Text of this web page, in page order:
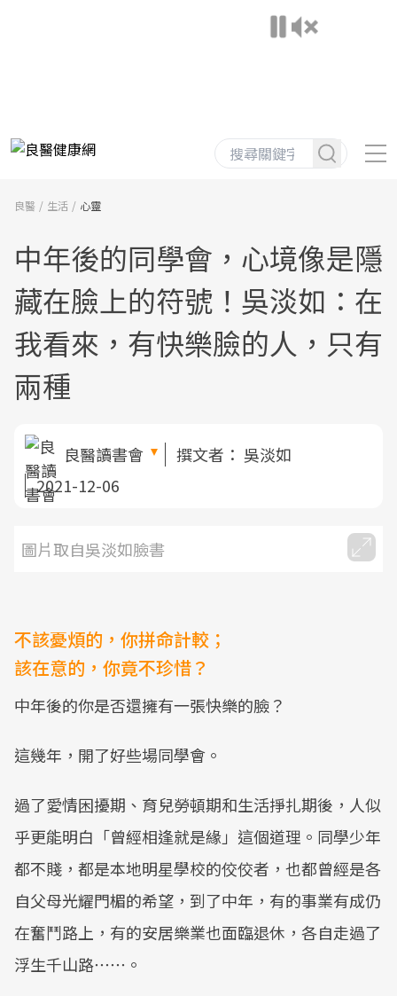
良醫 生活 心靈
中年後的同學會，心境像是隱
藏在臉上的符號！吳淡如：在
我看來，有快樂臉的人，只有
兩種
良醫讀書會 撰文者： 吳淡如
2021-12-06
圖片取自吳淡如臉書
不該憂煩的，你拼命計較；
該在意的，你竟不珍惜？
中年後的你是否還擁有一張快樂的臉？
這幾年，開了好些場同學會。
過了愛情困擾期、育兒勞頓期和生活掙扎期後，人似
乎更能明白「曾經相逢就是緣」這個道理。同學少年
都不賤，都是本地明星學校的佼佼者，也都曾經是各
自父母光耀門楣的希望，到了中年，有的事業有成仍
在奮鬥路上，有的安居樂業也面臨退休，各自走過了
浮生千山路⋯⋯。